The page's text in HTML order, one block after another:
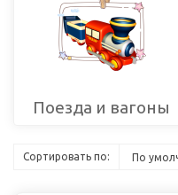
Поезда и вагоны
Сортировать по: